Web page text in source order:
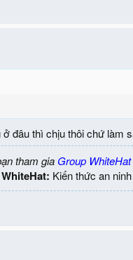
đâu thì chịu thôi chứ làm
tham gia Group WhiteHat
Kiến thức an